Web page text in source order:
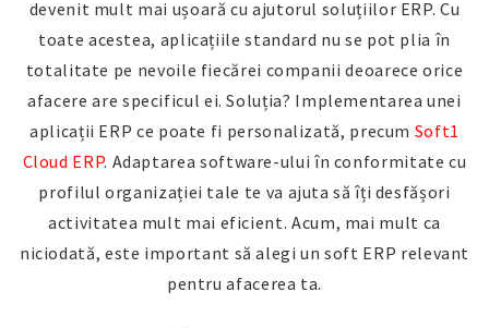
devenit mult mai ușoară cu ajutorul soluțiilor ERP. Cu
toate acestea, aplicațiile standard nu se pot plia în
totalitate pe nevoile fiecărei companii deoarece orice
afacere are specificul ei. Soluția? Implementarea unei
aplicații ERP ce poate fi personalizată, precum Soft1
Cloud ERP. Adaptarea software-ului în conformitate cu
profilul organizației tale te va ajuta să îți desfășori
activitatea mult mai eficient. Acum, mai mult ca
niciodată, este important să alegi un soft ERP relevant
pentru afacerea ta.